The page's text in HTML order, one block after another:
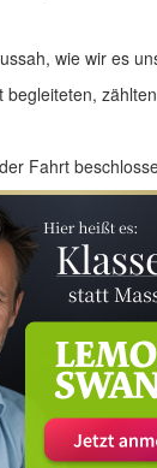
wie wir es
Fahrt